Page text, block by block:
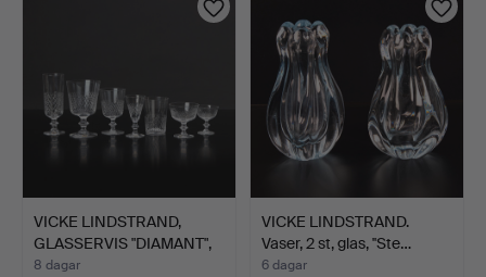
VICKE LINDSTRAND,
GLASSERVIS "DIAMANT",
92…
8 dagar
VICKE LINDSTRAND.
Vaser, 2 st, glas, ''Ste…
6 dagar